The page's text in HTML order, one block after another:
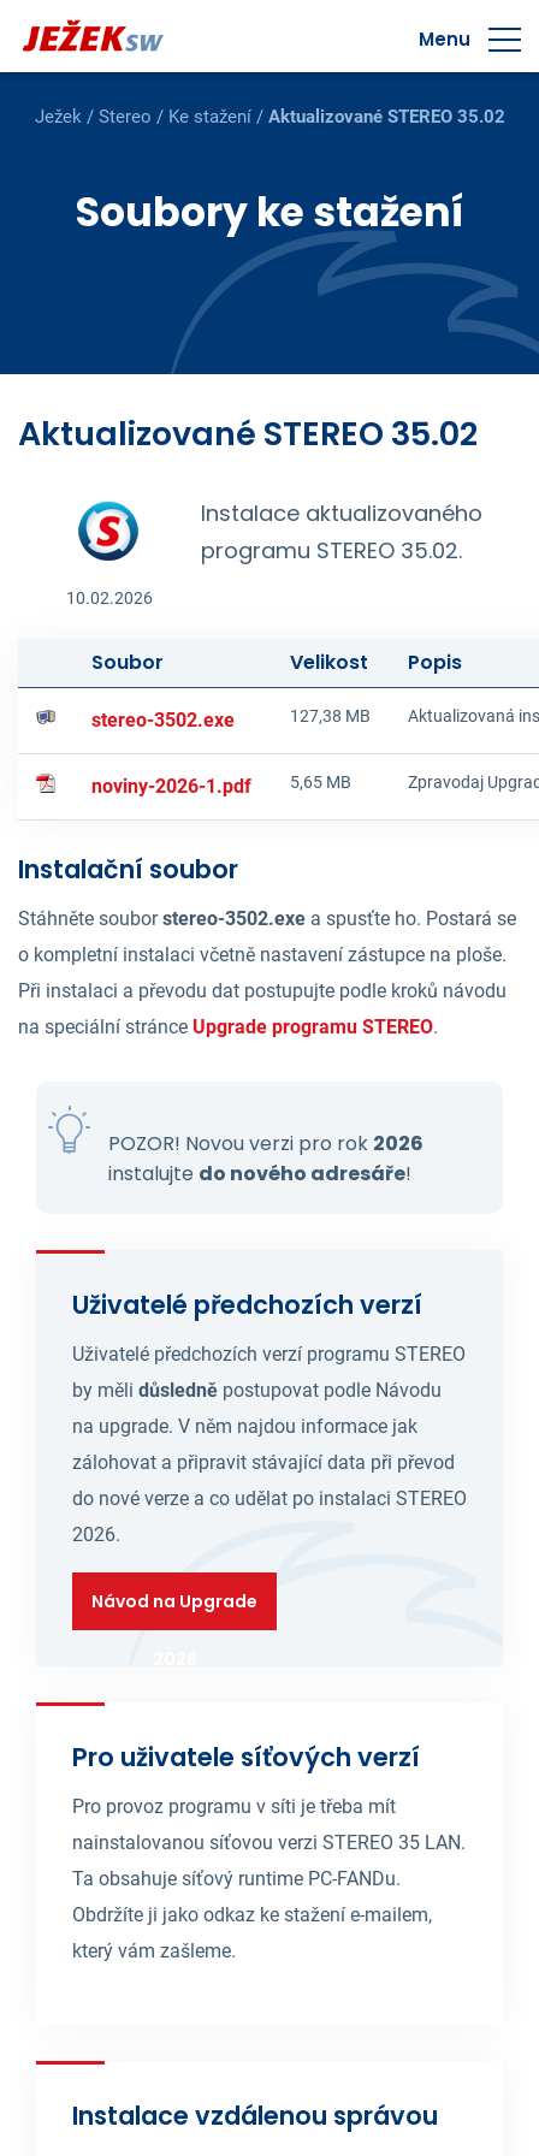
Menu
Ježek/ Stereo / Ke stažení/ Aktualizované STEREO 35.02
Soubory ke stažení
Aktualizované STEREO 35.02
10.02.2026
Instalace aktualizovaného
programu STEREO 35.02.
Soubor Velikost Popis
stereo-3502.exe 127,38 MB Aktualizovaná
noviny-2026-1.pdf 5,65 MB Zpravodaj
Instalační soubor
Stáhněte souborstereo-3502.exe a spusťte ho. Postará se
o kompletní instalaci včetně nastavení zástupce na ploše.
Při instalaci a převodu dat postupujte podle kroků návodu
na speciální stránce Upgrade programu STEREO.
POZOR! Novou verzi pro rok 2026
instalujte do nového adresáře!
Uživatelé předchozích verzí
Uživatelé předchozích verzí programu STEREO
by měli důsledně postupovat podle Návodu
na upgrade. V něm najdou informace jak
zálohovat a připravit stávající data při převod
do nové verze a co udělat po instalaci STEREO
2026.
Návod na Upgrade
Pro uživatele síťových verzí
Pro provoz programu v síti je třeba mít
nainstalovanou síťovou verzi STEREO 35 LAN.
Ta obsahuje síťový runtime PC-FANDu.
Obdržíte ji jako odkaz ke stažení e-mailem,
který vám zašleme.
Instalace vzdálenou správou